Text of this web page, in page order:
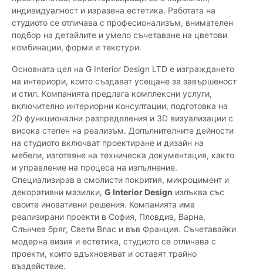
индивидуалност и изразена естетика. Работата на
студиото се отличава с професионализъм, внимателен
подбор на детайлите и умело съчетаване на цветови
комбинации, форми и текстури.
Основната цел на G Interior Design LTD е изграждането
на интериори, които създават усещане за завършеност
и стил. Компанията предлага комплексни услуги,
включително интериорни консултации, подготовка на
2D функционални разпределения и 3D визуализации с
висока степен на реализъм. Допълнителните дейности
на студиото включват проектиране и дизайн на
мебели, изготвяне на техническа документация, както
и управление на процеса на изпълнение.
Специализирав в смолисти покрития, микроцимент и
декоративни мазилки, G Interior Design изпъква със
своите иновативни решения. Компанията има
реализирани проекти в София, Пловдив, Варна,
Слънчев бряг, Свети Влас и във Франция. Съчетавайки
модерна визия и естетика, студиото се отличава с
проекти, които вдъхновяват и оставят трайно
въздействие.